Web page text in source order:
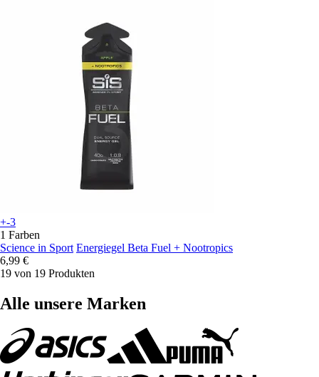
+-3
1 Farben
Science in Sport Energiegel Beta Fuel + Nootropics
6,99 €
19 von 19 Produkten
Alle unsere Marken